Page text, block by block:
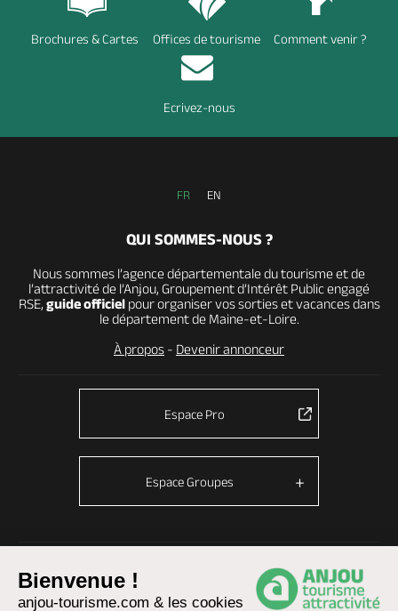
Bienvenue !
anjou-tourisme.com & les cookies
Brochures & Cartes Offices de tourisme Comment venir ?
Ecrivez-nous
FR EN
QUI SOMMES-NOUS ?
Nous sommes l’agence départementale du tourisme et de
l’attractivité de l’Anjou, Groupement d’Intérêt Public engagé
RSE, guide officielpour organiser vos sorties et vacances dans
le département de Maine-et-Loire.
À propos - Devenir annonceur
Espace Pro
Espace Groupes
Mentions légales Données personnelles-Cookies